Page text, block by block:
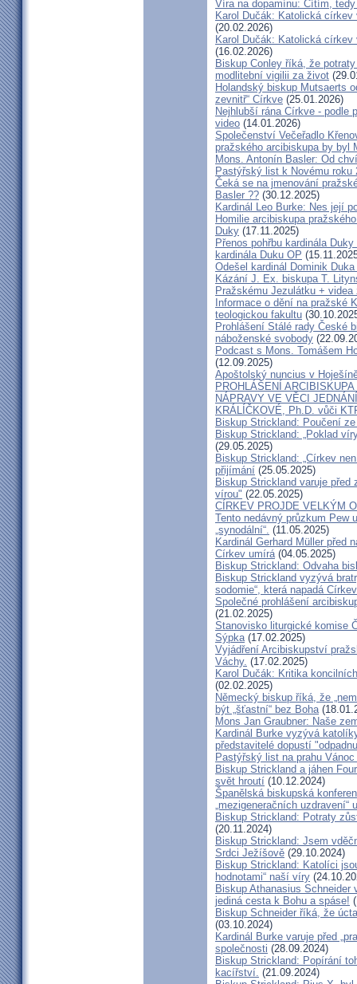
Víra na dopamínu: Cítím,
Karol Dučák: Katolická
(20.02.2026)
Karol Dučák: Katolická
(16.02.2026)
Biskup Conley říká, že
modlitební vigilii za život
Holandský biskup Mutsaerts
zevnitř“ Církve (25.01.2026)
Nejhlubší rána Církve - podle
video (14.01.2026)
Společenství Večeřadlo
pražského arcibiskupa by byl
Mons. Antonín Basler: Od
Pastýřský list k Novému roku
Čeká se na jmenování
Basler ?? (30.12.2025)
Kardinál Leo Burke: Nes její
Homilie arcibiskupa
Duky (17.11.2025)
Přenos pohřbu kardinála
kardinála Duku OP
Odešel kardinál Dominik
Kázání J. Ex. biskupa T.
Pražskému Jezulátku + videa
Informace o dění na pražské
teologickou fakultu
Prohlášení Stálé rady České
náboženské svobody
Podcast s Mons. Tomášem
(12.09.2025)
Apoštolský nuncius v
PROHLÁŠENÍ
NÁPRAVY VE VĚCI
KRÁLÍČKOVÉ, Ph.D. vůči
Biskup Strickland: Poučení
Biskup Strickland: „Poklad
(29.05.2025)
Biskup Strickland: „Církev
přijímání (25.05.2025)
Biskup Strickland varuje
vírou" (22.05.2025)
CÍRKEV PROJDE VELKÝM
Tento nedávný průzkum Pew
„synodální“. (11.05.2025)
Kardinál Gerhard Müller před
Církev umírá(04.05.2025)
Biskup Strickland: Odvaha
Biskup Strickland vyzývá
sodomie“, která napadá Církev
Společné prohlášení
(21.02.2025)
Stanovisko liturgické komise
Sýpka(17.02.2025)
Vyjádření Arcibiskupství
Váchy. (17.02.2025)
Karol Dučák: Kritika
(02.02.2025)
Německý biskup říká, že
být „šťastní“ bez Boha
Mons Jan Graubner: Naše
Kardinál Burke vyzývá
představitelé dopustí
Pastýřský list na prahu
Biskup Strickland a jáhen
svět hroutí (10.12.2024)
Španělská biskupská
„mezigeneračních
Biskup Strickland: Potraty
(20.11.2024)
Biskup Strickland: Jsem
Srdci Ježíšově (29.10.2024)
Biskup Strickland: Katolíci
hodnotami“ naší víry
Biskup Athanasius
jediná cesta k Bohu a spáse!
Biskup Schneider říká, že
(03.10.2024)
Kardinál Burke varuje před
společnosti (28.09.2024)
Biskup Strickland: Popírání
kacířství. (21.09.2024)